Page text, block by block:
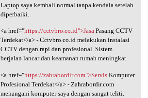
Laptop saya kembali normal tanpa kendala setelah
diperbaiki.
<a href="https://cctvbro.co.id">JasaPasang CCTV
Terdekat</a> - Cctvbro.co.id melakukan instalasi
CCTV dengan rapi dan profesional. Sistem
berjalan lancar dan keamanan rumah meningkat.
<a href="https://zahrabordir.com">ServisKomputer
Profesional Terdekat</a> - Zahrabordir.com
menangani komputer saya dengan sangat teliti.